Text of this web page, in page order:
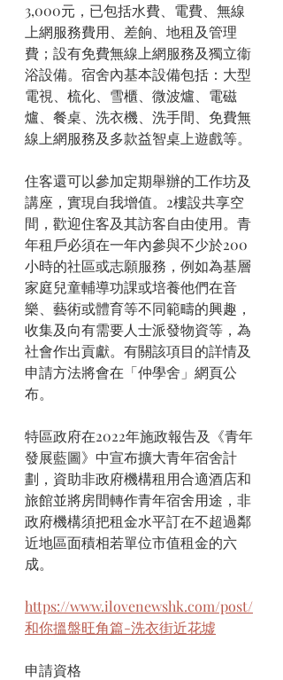
3,000元，已包括水費、電費、無線
上網服務費用、差餉、地租及管理
費；設有免費無線上網服務及獨立衞
浴設備。宿舍內基本設備包括：大型
電視、梳化、雪櫃、微波爐、電磁
爐、餐桌、洗衣機、洗手間、免費無
線上網服務及多款益智桌上遊戲等。
住客還可以參加定期舉辦的工作坊及
講座，實現自我增值。2樓設共享空
間，歡迎住客及其訪客自由使用。青
年租戶必須在一年內參與不少於200
小時的社區或志願服務，例如為基層
家庭兒童輔導功課或培養他們在音
樂、藝術或體育等不同範疇的興趣，
收集及向有需要人士派發物資等，為
社會作出貢獻。有關該項目的詳情及
申請方法將會在「仲學舍」網頁公
布。
特區政府在2022年施政報告及《青年
發展藍圖》中宣布擴大青年宿舍計
劃，資助非政府機構租用合適酒店和
旅館並將房間轉作青年宿舍用途，非
政府機構須把租金水平訂在不超過鄰
近地區面積相若單位市值租金的六
成。
https://www.ilovenewshk.com/post/
和你搵盤旺角篇-洗衣街近花墟
申請資格